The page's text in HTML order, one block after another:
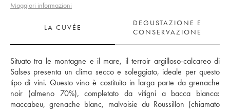
Maggiori informazioni
LA CUVÉE
DEGUSTAZIONE E
CONSERVAZIONE
Situato tra le montagne e il mare, il terroir argilloso-calcareo di
Salses presenta un clima secco e soleggiato, ideale per questo
tipo di vini. Questo vino è costituito in larga parte da grenache
noir (almeno 70%), completato da vitigni a bacca bianca:
maccabeu, grenache blanc, malvoisie du Roussillon (chiamato